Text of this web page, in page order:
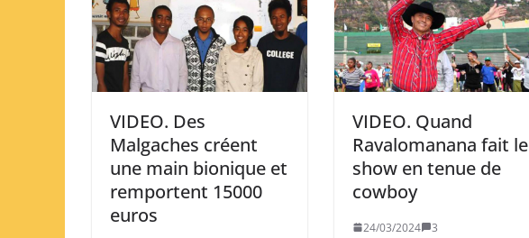
VIDEO. Des
Malgaches créent
une main bionique et
remportent 15000
euros
VIDEO. Quand
Ravalomanana fait le
show en tenue de
cowboy
24/03/2024 3